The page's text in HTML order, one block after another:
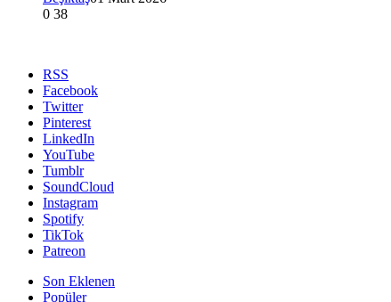
0 38
RSS
Facebook
Twitter
Pinterest
LinkedIn
YouTube
Tumblr
SoundCloud
Instagram
Spotify
TikTok
Patreon
Son Eklenen
Popüler